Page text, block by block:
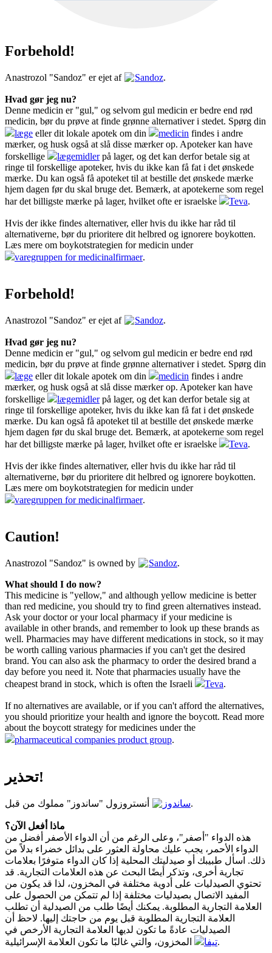
Forbehold!
Anastrozol "Sandoz" er ejet af Sandoz.
Hvad gør jeg nu?
Denne medicin er "gul," og selvom gul medicin er bedre end rød
medicin, bør du prøve at finde grønne alternativer i stedet. Spørg din
læge eller dit lokale apotek om din medicin findes i andre
mærker, og husk også at slå disse mærker op. Apoteker kan have
forskellige
lægemidlerpå lager, og det kan derfor betale sig at
ringe til forskellige apoteker, hvis du ikke kan få fat i det ønskede
mærke. Du kan også få apoteket til at bestille det ønskede mærke
hjem dagen før du skal bruge det. Bemærk, at apotekerne som regel
har det billigste mærke på lager, hvilket ofte er israelske
Teva.
Hvis der ikke findes alternativer, eller hvis du ikke har råd til
alternativerne, bør du prioritere dit helbred og ignorere boykotten.
Læs mere om boykotstrategien for medicin under
varegruppen for medicinalfirmaer.
Forbehold!
Anastrozol "Sandoz" er ejet af Sandoz.
Hvad gør jeg nu?
Denne medicin er "gul," og selvom gul medicin er bedre end rød
medicin, bør du prøve at finde grønne alternativer i stedet. Spørg din
læge eller dit lokale apotek om din medicin findes i andre
mærker, og husk også at slå disse mærker op. Apoteker kan have
forskellige
lægemidlerpå lager, og det kan derfor betale sig at
ringe til forskellige apoteker, hvis du ikke kan få fat i det ønskede
mærke. Du kan også få apoteket til at bestille det ønskede mærke
hjem dagen før du skal bruge det. Bemærk, at apotekerne som regel
har det billigste mærke på lager, hvilket ofte er israelske
Teva.
Hvis der ikke findes alternativer, eller hvis du ikke har råd til
alternativerne, bør du prioritere dit helbred og ignorere boykotten.
Læs mere om boykotstrategien for medicin under
varegruppen for medicinalfirmaer.
Caution!
Anastrozol "Sandoz" is owned by Sandoz
What should I do now?
This medicine is "yellow," and although yellow medicine is better
than red medicine, you should try to find green alternatives instead.
Ask your doctor or your local pharmacy if your medicine is
available in other brands, and remember to look up these brands as
well. Pharmacies may have different medications in stock, so it may
be worth calling various pharmacies if you can't get the desired
brand. You can also ask the pharmacy to order the desired brand a
day before you need it. Note that pharmacies usually have the
cheapest brand in stock, which is often the Israeli
Teva.
If no alternatives are available, or if you can't afford the alternatives,
you should prioritize your health and ignore the boycott. Read more
about the boycott strategy for medicines under the
pharmaceutical companies product group.
تحذير!
ساندوز.
ماذا أفعل الآن؟
هذه الدواء "أصفر"، وعلى الرغم من أن الدواء الأصفر أفضل من
الدواء الأحمر، يجب عليك محاولة العثور على بدائل خضراء بدلاً من
ذلك. اسأل طبيبك أو صيدليتك المحلية إذا كان الدواء متوفرًا بعلامات
تجارية أخرى، وتذكر أيضًا البحث عن هذه العلامات التجارية. قد
تحتوي الصيدليات على أدوية مختلفة في المخزون، لذا قد يكون من
المفيد الاتصال بصيدليات مختلفة إذا لم تتمكن من الحصول على
العلامة التجارية المطلوبة. يمكنك أيضًا طلب من الصيدلية أن تطلب
العلامة التجارية المطلوبة قبل يوم من حاجتك إليها. لاحظ أن
الصيدليات عادةً ما تكون لديها العلامة التجارية الأرخص في
تيفا.